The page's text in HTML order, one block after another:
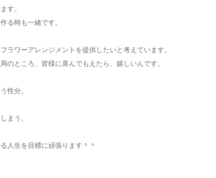
す。
る時も一緒です。
ラワーアレンジメントを提供したいと考えています。
のところ、皆様に喜んでもえたら、嬉しいんです。
性分。
まう。
人生を目標に頑張ります＾＾